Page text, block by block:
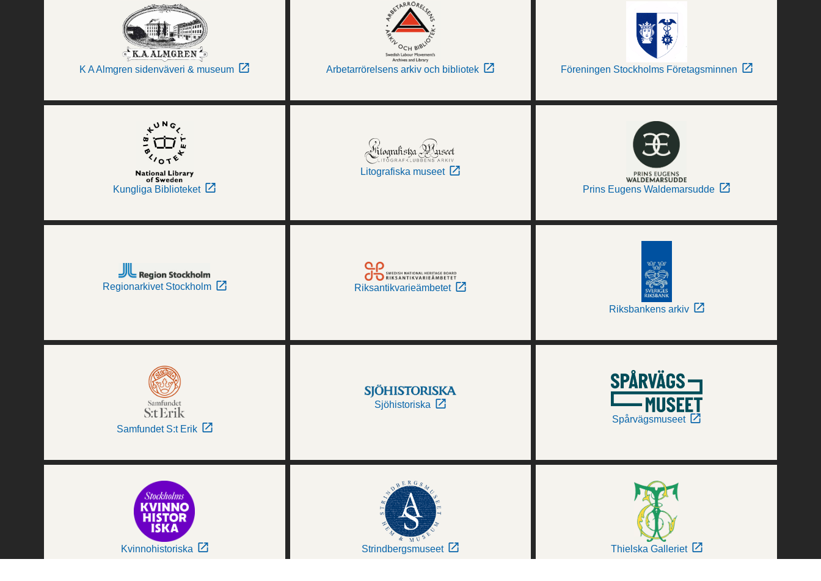
K A Almgren sidenväveri & museum Arbetarrörelsens arkiv och bibliotek Föreningen Stockholms Företagsminnen
Kungliga Biblioteket
Litografiska museet
Prins Eugens Waldemarsudde
Regionarkivet Stockholm Riksantikvarieämbetet
Riksbankens arkiv
Samfundet S:t Erik
Sjöhistoriska
Spårvägsmuseet
Kvinnohistoriska Strindbergsmuseet Thielska Galleriet